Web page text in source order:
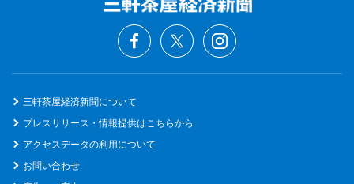
三軒茶屋経済新聞について
プレスリリース・情報提供はこちらから
アクセスデータの利用について
お問い合わせ